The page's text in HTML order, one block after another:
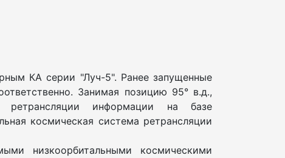
КА серии "Луч-5". Ранее запущенные
Занимая позицию 95° в.д.,
ретрансляции информации на базе
космическая система ретрансляции
низкоорбитальными космическими